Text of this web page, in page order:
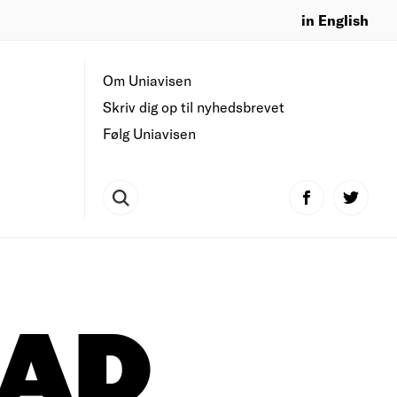
in English
Om Uniavisen
Skriv dig op til nyhedsbrevet
Følg Uniavisen